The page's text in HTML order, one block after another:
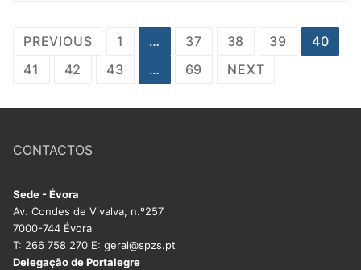
Paginação
dos
PREVIOUS 1 … 37 38 39
40
41
42 43 … 69 NEXT
CONTACTOS
Sede - Évora
Av. Condes de Vivalva, n.º257
7000-744 Évora
T: 266 758 270 E: geral@spzs.pt
Delegação de Portalegre